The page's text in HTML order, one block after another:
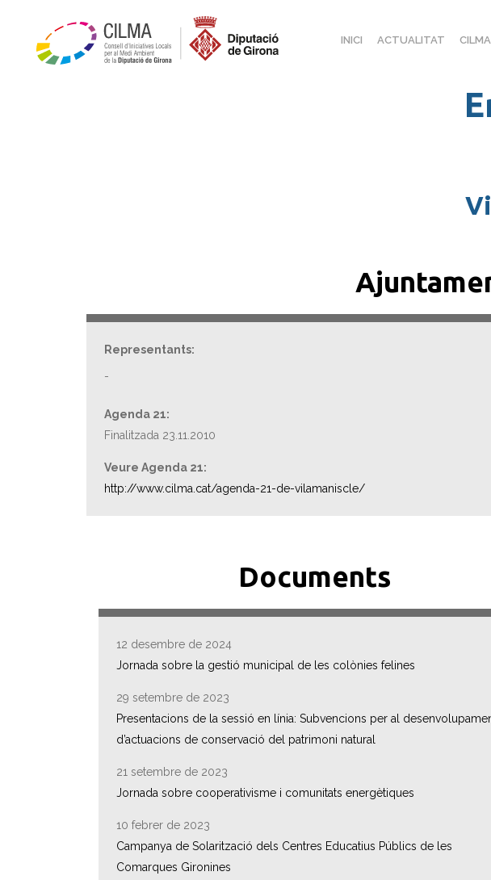
INICI ACTUALITAT CILMA
Representants:
-
Agenda 21:
Finalitzada 23.11.2010
Veure Agenda 21:
http://www.cilma.cat/agenda-21-de-vilamaniscle/
Documents
12 desembre de 2024
Jornada sobre la gestió municipal de les colònies felines
29 setembre de 2023
Presentacions de la sessió en línia: Subvencions per al
d’actuacions de conservació del patrimoni natural
21 setembre de 2023
Jornada sobre cooperativisme i comunitats energètiques
10 febrer de 2023
Campanya de Solarització dels Centres Educatius Públics de les
Comarques Gironines